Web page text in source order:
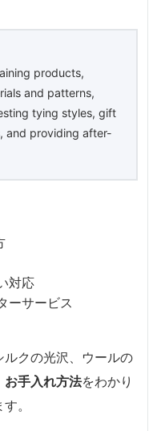
products,
and patterns,
tying styles, gift
and providing after-
対応
ーサービス
ルクの光沢、ウールの
お手入れ方法をわかり
。